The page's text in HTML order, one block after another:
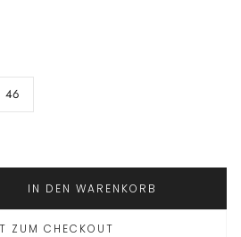
46
IN DEN WARENKORB
ZUM CHECKOUT